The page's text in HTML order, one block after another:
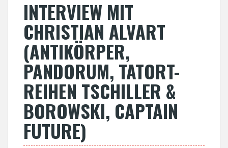
INTERVIEW MIT
CHRISTIAN ALVART
(ANTIKÖRPER,
PANDORUM, TATORT-
REIHEN TSCHILLER &
BOROWSKI, CAPTAIN
FUTURE)